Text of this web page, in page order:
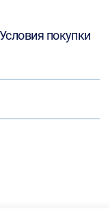
Условия покупки